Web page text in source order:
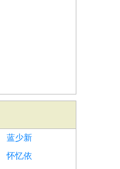
蓝少新
怀忆依